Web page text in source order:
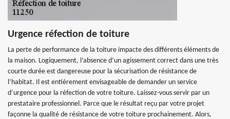
Urgence réfection de toiture
La perte de performance de la toiture impacte des différents éléments de
la maison. Logiquement, l’absence d’un agissement correct dans une très
courte durée est dangereuse pour la sécurisation de résistance de
l’habitat. Il est entièrement envisageable de demander un service
d’urgence pour la réfection de votre toiture. Laissez-vous servir par un
prestataire professionnel. Parce que le résultat reçu par votre projet
façonne la qualité de résistance de votre toiture prochainement. Alors,